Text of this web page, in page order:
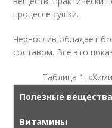
процессе сушки.
Чернослив обладает
составом. Все это
Таблица 1.
Полезные вещества
Витамины